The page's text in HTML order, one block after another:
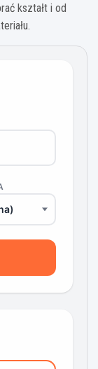
kształt i od